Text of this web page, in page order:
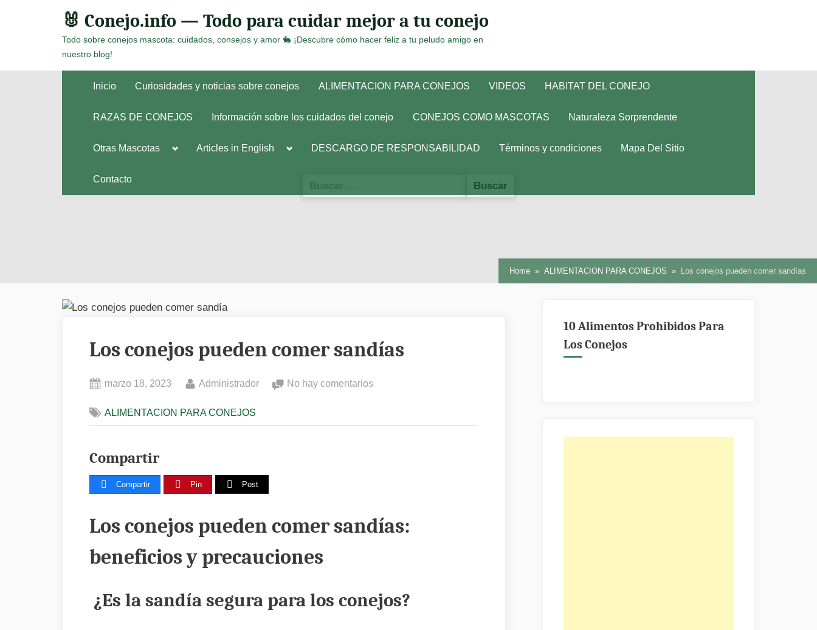
🐰 Conejo.info — Todo para cuidar mejor a tu conejo
Todo sobre conejos mascota: cuidados, consejos y amor 🐇 ¡Descubre cómo hacer feliz a tu peludo amigo en
nuestro blog!
Inicio Curiosidades y noticias sobre conejos ALIMENTACION PARA CONEJOS VIDEOS HABITAT DEL CONEJO
RAZAS DE CONEJOS Información sobre los cuidados del conejo CONEJOS COMO MASCOTAS Naturaleza Sorprendente
Otras Mascotas
Toggle
Toggle
Articles in English
ToggleDESCARGO DE RESPONSABILIDAD Términos y condiciones Mapa Del Sitio
Contacto
Home ALIMENTACION PARA CONEJOS Los conejos pueden comer sandías
Los conejos pueden comer sandías
Posted
marzo 18, 2023 By
Administrador No hay comentarios
ALIMENTACION PARA CONEJOS
Compartir
Compartir Pin Post
Los conejos pueden comer sandías:
beneficios y precauciones
¿Es la sandía segura para los conejos?
10 Alimentos Prohibidos Para
Los Conejos